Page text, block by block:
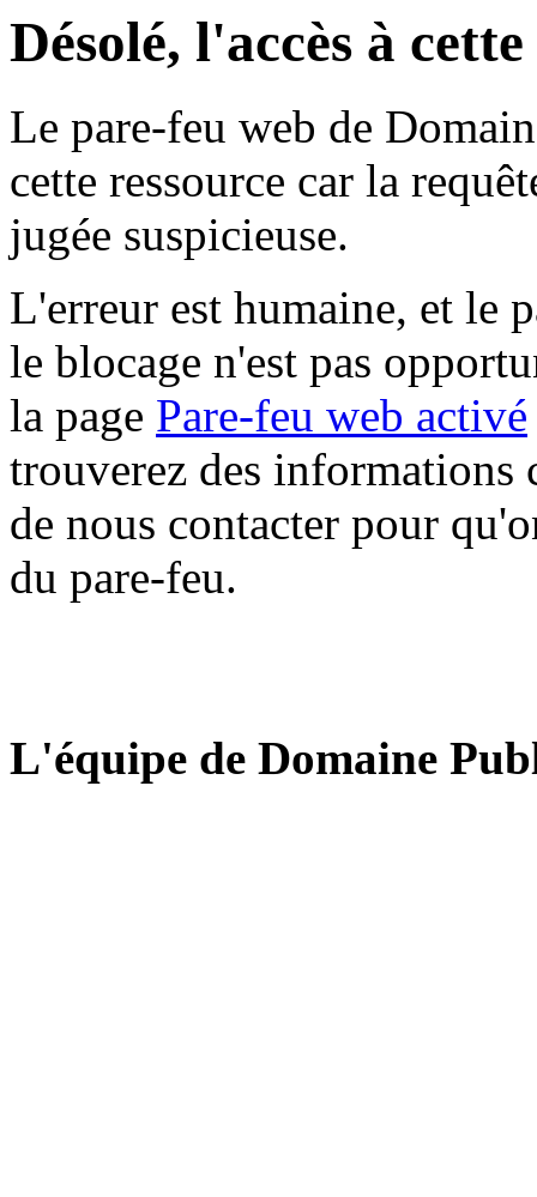
Désolé, l'accès à
Le pare-feu web de
cette ressource car la
jugée suspicieuse.
L'erreur est humaine, et le
le blocage n'est pas
la page Pare-feu web activé
trouverez des informations
de nous contacter pour
du pare-feu.
L'équipe de Domaine